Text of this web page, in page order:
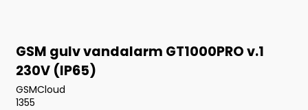
GSM gulv vandalarm GT1000PRO v.1
230V (IP65)
GSMCloud
1355